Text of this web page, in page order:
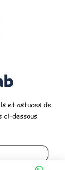
et astuces de
ci-dessous